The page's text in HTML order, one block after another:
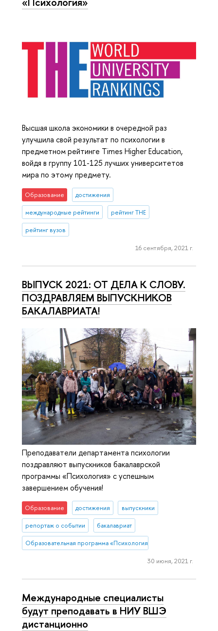
Высшая школа экономики в очередной раз
улучшила свой результат по психологии в
предметном рейтинге Times Higher Education,
войдя в группу 101-125 лучших университетов
мира по этому предмету.
Образование достижения
международные рейтинги рейтинг THE
рейтинг вузов
16 сентября, 2021 г.
ВЫПУСК 2021: ОТ ДЕЛА К СЛОВУ.
ПОЗДРАВЛЯЕМ ВЫПУСКНИКОВ
БАКАЛАВРИАТА!
Преподаватели департамента психологии
поздравляют выпускников бакалаврской
программы «Психология» с успешным
завершением обучения!
Образование достижения выпускники
репортаж о событии бакалавриат
Образовательная программа «Психология»
30 июня, 2021 г.
Международные специалисты
будут преподавать в НИУ ВШЭ
дистанционно